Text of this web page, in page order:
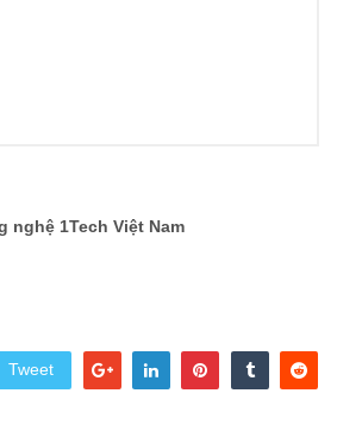
nghệ 1Tech Việt Nam
Tweet